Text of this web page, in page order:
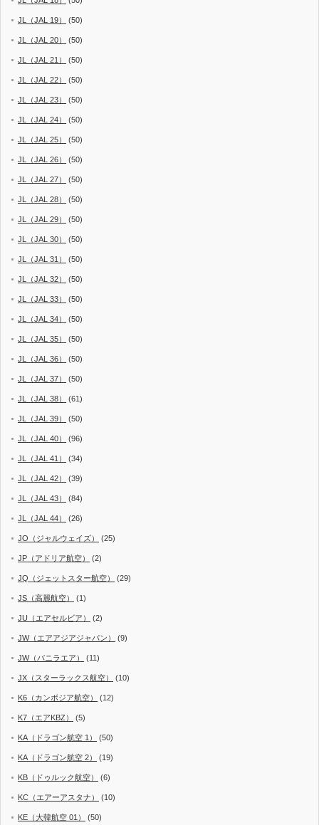
JL（JAL 19） (50)
JL（JAL 20） (50)
JL（JAL 21） (50)
JL（JAL 22） (50)
JL（JAL 23） (50)
JL（JAL 24） (50)
JL（JAL 25） (50)
JL（JAL 26） (50)
JL（JAL 27） (50)
JL（JAL 28） (50)
JL（JAL 29） (50)
JL（JAL 30） (50)
JL（JAL 31） (50)
JL（JAL 32） (50)
JL（JAL 33） (50)
JL（JAL 34） (50)
JL（JAL 35） (50)
JL（JAL 36） (50)
JL（JAL 37） (50)
JL（JAL 38） (61)
JL（JAL 39） (50)
JL（JAL 40） (96)
JL（JAL 41） (34)
JL（JAL 42） (39)
JL（JAL 43） (84)
JL（JAL 44） (26)
JO（ジャルウェイズ） (25)
JP（アドリア航空） (2)
JQ（ジェットスター航空） (29)
JS（高麗航空） (1)
JU（エアセルビア） (2)
JW（エアアジアジャパン） (9)
JW（バニラエア） (11)
JX（スターラックス航空） (10)
K6（カンボジア航空） (12)
K7（エアKBZ） (5)
KA（ドラゴン航空 1） (50)
KA（ドラゴン航空 2） (19)
KB（ドゥルック航空） (6)
KC（エアーアスタナ） (10)
KE（大韓航空 01） (50)